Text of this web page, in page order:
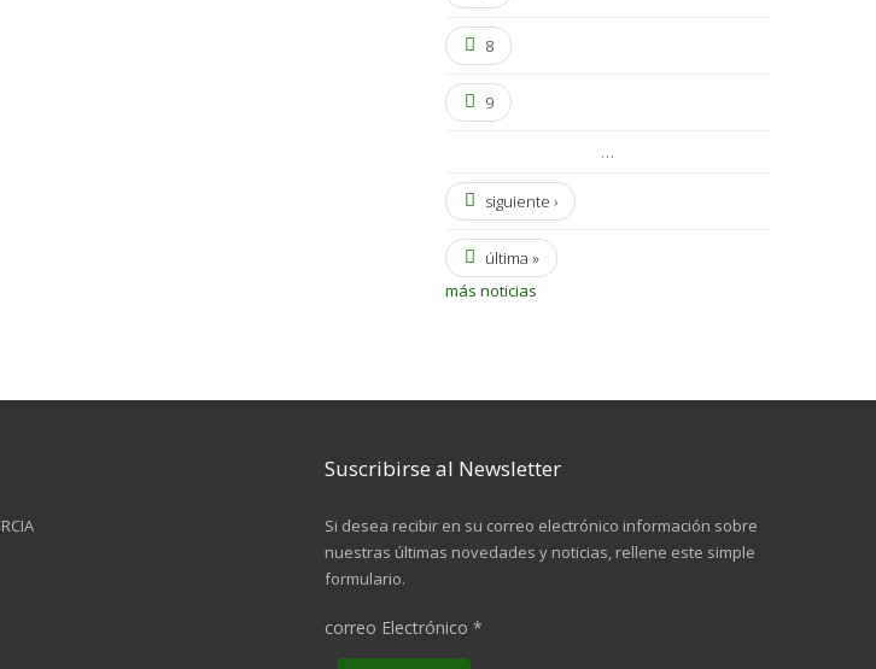
8
9
…
siguiente ›
última »
más noticias
Suscribirse al Newsletter
Si desea recibir en su correo electrónico información sobre
nuestras últimas novedades y noticias, rellene este simple
formulario.
correo Electrónico *